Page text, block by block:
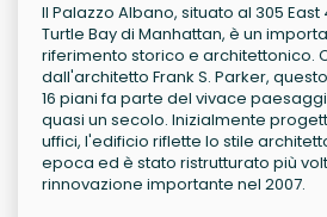
Il Palazzo Albano, situato al 305
Turtle Bay di Manhattan, è un
riferimento storico e architettonico.
dall'architetto Frank S. Parker,
16 piani fa parte del vivace
quasi un secolo. Inizialmente
uffici, l'edificio riflette lo stile
epoca ed è stato ristrutturato più
rinnovazione importante nel 2007.